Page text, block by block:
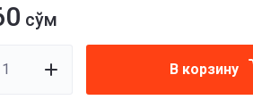
сўм
В корзину